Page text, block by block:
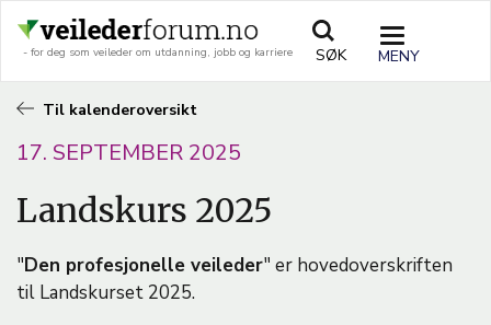
hovedinnhold
- for deg som veileder om utdanning, jobb og karriere SØK
Til kalenderoversikt
17. SEPTEMBER 2025
Landskurs 2025
"Den profesjonelle veileder" er hovedoverskriften
til Landskurset 2025.